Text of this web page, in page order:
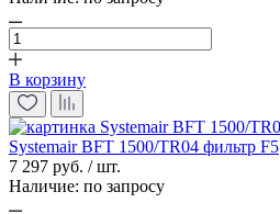
В корзину
Systemair BFT 1500/TR04 фильтр F5
7 297 руб. / шт.
Наличие: по запросу